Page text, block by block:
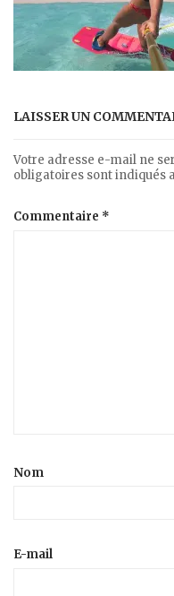
LAISSER UN
Votre adresse e-mail ne
obligatoires sont indiqués
Commentaire *
Nom
E-mail